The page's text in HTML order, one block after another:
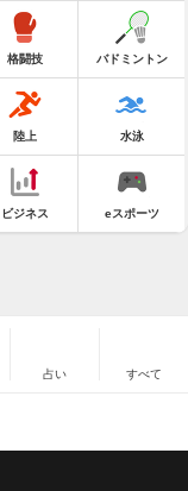
格闘技 バドミントン
陸上 水泳
ビジネス eスポーツ
占い すべて